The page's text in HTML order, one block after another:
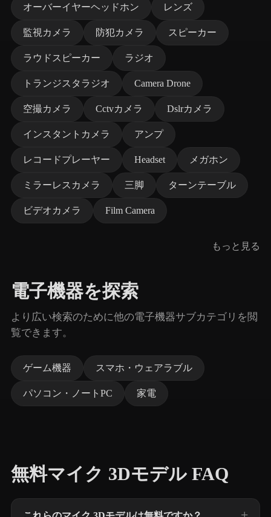
オーバーイヤーヘッドホン レンズ
監視カメラ 防犯カメラ スピーカー
ラウドスピーカー ラジオ
トランジスタラジオ Camera Drone
空撮カメラ Cctvカメラ Dslrカメラ
インスタントカメラ アンプ
レコードプレーヤー Headset メガホン
ミラーレスカメラ 三脚 ターンテーブル
ビデオカメラ Film Camera
もっと見る
電子機器を探索
より広い検索のために他の電子機器サブカテゴリを閲
覧できます。
ゲーム機器 スマホ・ウェアラブル
パソコン・ノートPC 家電
無料マイク 3Dモデル FAQ